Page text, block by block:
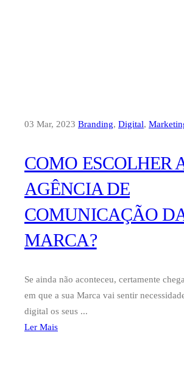
03 Mar, 2023 Branding, Digital,
COMO ESCOLHER
AGÊNCIA DE
COMUNICAÇÃO
MARCA?
Se ainda não aconteceu, certamente
em que a sua Marca vai sentir
digital os seus ...
Ler Mais